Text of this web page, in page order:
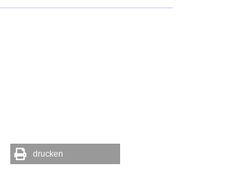
drucken